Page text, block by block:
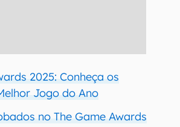
2025: Conheça os
Jogo do Ano
no The Game Awards